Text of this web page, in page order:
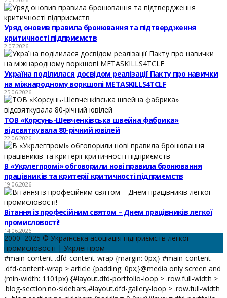
Уряд оновив правила бронювання та підтвердження
критичності підприємств
2.07.2026
Україна поділилася досвідом реалізації Пакту про навички
на міжнародному воркшопі METASKILLS4TCLF
25.06.2026
ТОВ «Корсунь-Шевченківська швейна фабрика»
відсвяткувала 80-річний ювілей
22.06.2026
В «Укрлегпромі» обговорили нові правила бронювання
працівників та критерії критичності підприємств
19.06.2026
Вітання із професійним святом – Днем працівників легкої
промисловості!
14.06.2026
2000–2025 © Українська асоціація підприємств легкої
промисловості | Укрлегпром
#main-content .dfd-content-wrap {margin: 0px;} #main-content
.dfd-content-wrap > article {padding: 0px;}@media only screen and
(min-width: 1101px) {#layout.dfd-portfolio-loop > .row.full-width >
.blog-section.no-sidebars,#layout.dfd-gallery-loop > .row.full-width